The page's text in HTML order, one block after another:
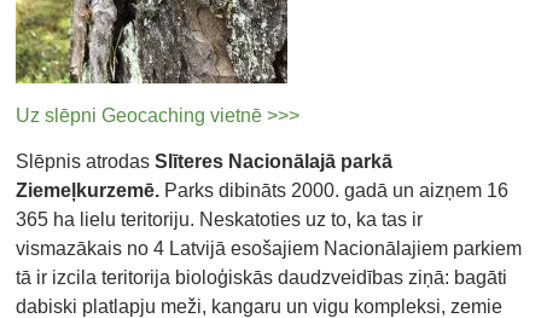
Uz slēpni Geocaching vietnē >>>
Slēpnis atrodas Slīteres Nacionālajā parkā
Ziemeļkurzemē. Parks dibināts 2000. gadā un aizņem 16
365 ha lielu teritoriju. Neskatoties uz to, ka tas ir
vismazākais no 4 Latvijā esošajiem Nacionālajiem parkiem
tā ir izcila teritorija bioloģiskās daudzveidības ziņā: bagāti
dabiski platlapju meži, kangaru un vigu kompleksi, zemie